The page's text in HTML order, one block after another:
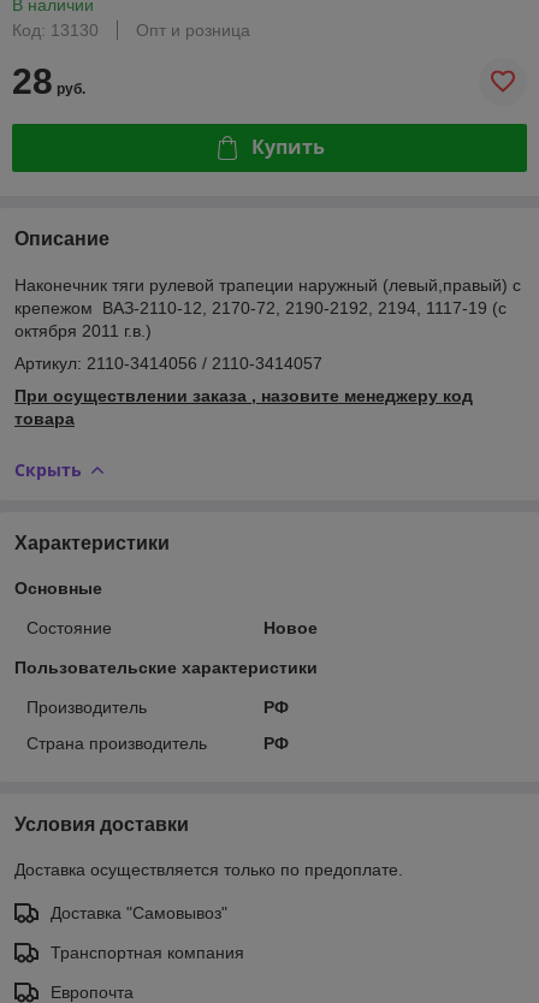
В наличии
Код: 13130
Опт и розница
28 руб.
Купить
Описание
Наконечник тяги рулевой трапеции наружный (левый,правый) с
крепежом ВАЗ-2110-12, 2170-72, 2190-2192, 2194, 1117-19 (с
октября 2011 г.в.)
Артикул: 2110-3414056 / 2110-3414057
При осуществлении заказа , назовите менеджеру код
товара
Скрыть
Характеристики
Основные
Состояние Новое
Пользовательские характеристики
Производитель
РФ
Страна производитель
РФ
Условия доставки
Доставка осуществляется только по предоплате.
Доставка "Самовывоз"
Транспортная компания
Европочта